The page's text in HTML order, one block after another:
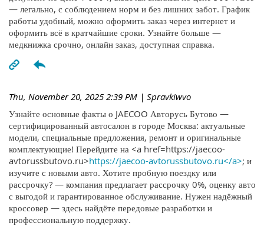
— легально, с соблюдением норм и без лишних забот. График
работы удобный, можно оформить заказ через интернет и
оформить всё в кратчайшие сроки. Узнайте больше —
медкнижка срочно, онлайн заказ, доступная справка.
Thu, November 20, 2025 2:39 PM | Spravkiwvo
Узнайте основные факты о JAECOO Авторусь Бутово —
сертифицированный автосалон в городе Москва: актуальные
модели, специальные предложения, ремонт и оригинальные
комплектующие! Перейдите на <a href=https://jaecoo-
avtorussbutovo.ru>https://jaecoo-avtorussbutovo.ru</a>; и
изучите с новыми авто. Хотите пробную поездку или
рассрочку? — компания предлагает рассрочку 0%, оценку авто
с выгодой и гарантированное обслуживание. Нужен надёжный
кроссовер — здесь найдёте передовые разработки и
профессиональную поддержку.